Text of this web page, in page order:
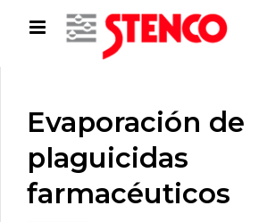
Evaporación de
plaguicidas
farmacéuticos